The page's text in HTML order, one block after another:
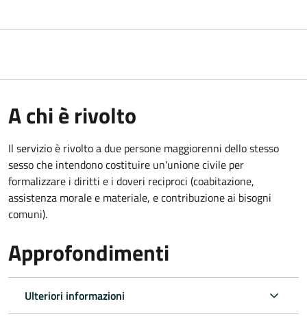
A chi è rivolto
Il servizio è rivolto a due persone maggiorenni dello stesso
sesso che intendono costituire un'unione civile per
formalizzare i diritti e i doveri reciproci (coabitazione,
assistenza morale e materiale, e contribuzione ai bisogni
comuni).
Approfondimenti
Ulteriori informazioni